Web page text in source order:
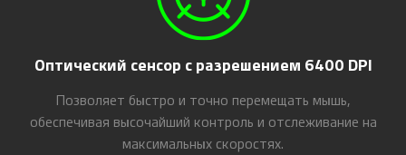
Оптический сенсор с разрешением 6400 DPI
Позволяет быстро и точно перемещать мышь,
обеспечивая высочайший контроль и отслеживание на
максимальных скоростях.